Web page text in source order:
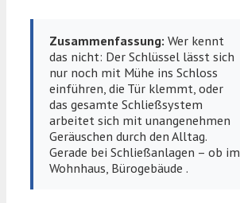
Zusammenfassung: Wer kennt
das nicht: Der Schlüssel lässt sich
nur noch mit Mühe ins Schloss
einführen, die Tür klemmt, oder
das gesamte Schließsystem
arbeitet sich mit unangenehmen
Geräuschen durch den Alltag.
Gerade bei Schließanlagen – ob im
Wohnhaus, Bürogebäude .